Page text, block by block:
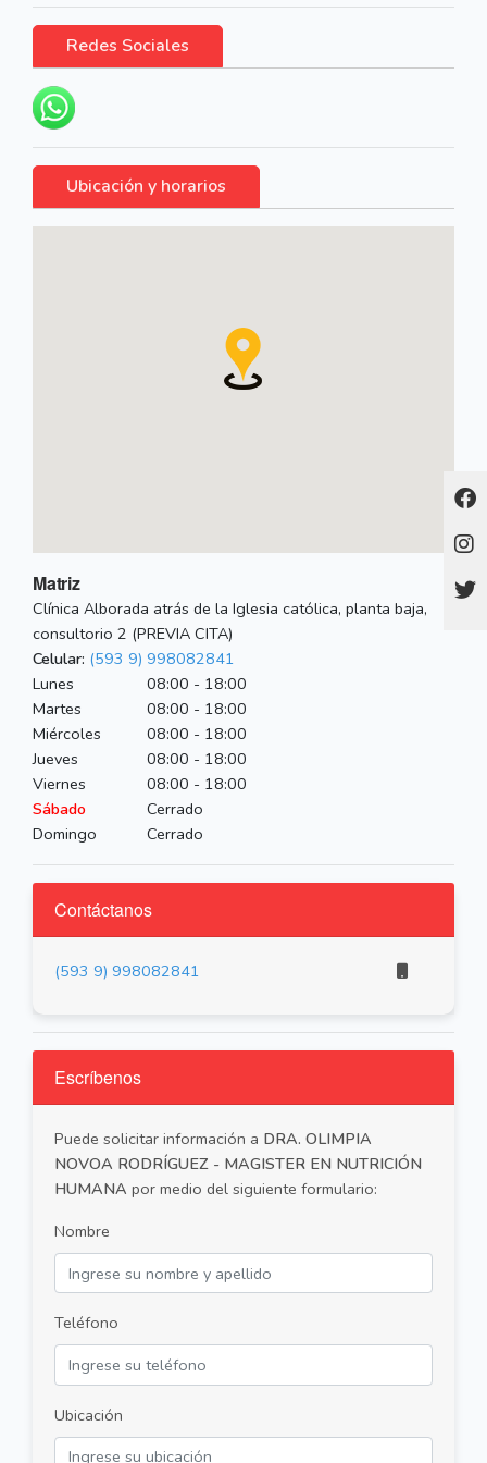
Redes Sociales
Ubicación y horarios
Matriz
Clínica Alborada atrás de la Iglesia católica, planta baja,
consultorio 2 (PREVIA CITA)
Celular: (593 9) 998082841
Lunes
08:00 - 18:00
Martes
08:00 - 18:00
Miércoles
08:00 - 18:00
Jueves
08:00 - 18:00
Viernes
08:00 - 18:00
Sábado
Cerrado
Domingo
Cerrado
Contáctanos
(593 9) 998082841
Escríbenos
Puede solicitar información a DRA. OLIMPIA
NOVOA RODRÍGUEZ - MAGISTER EN NUTRICIÓN
HUMANA por medio del siguiente formulario:
Nombre
Teléfono
Ubicación